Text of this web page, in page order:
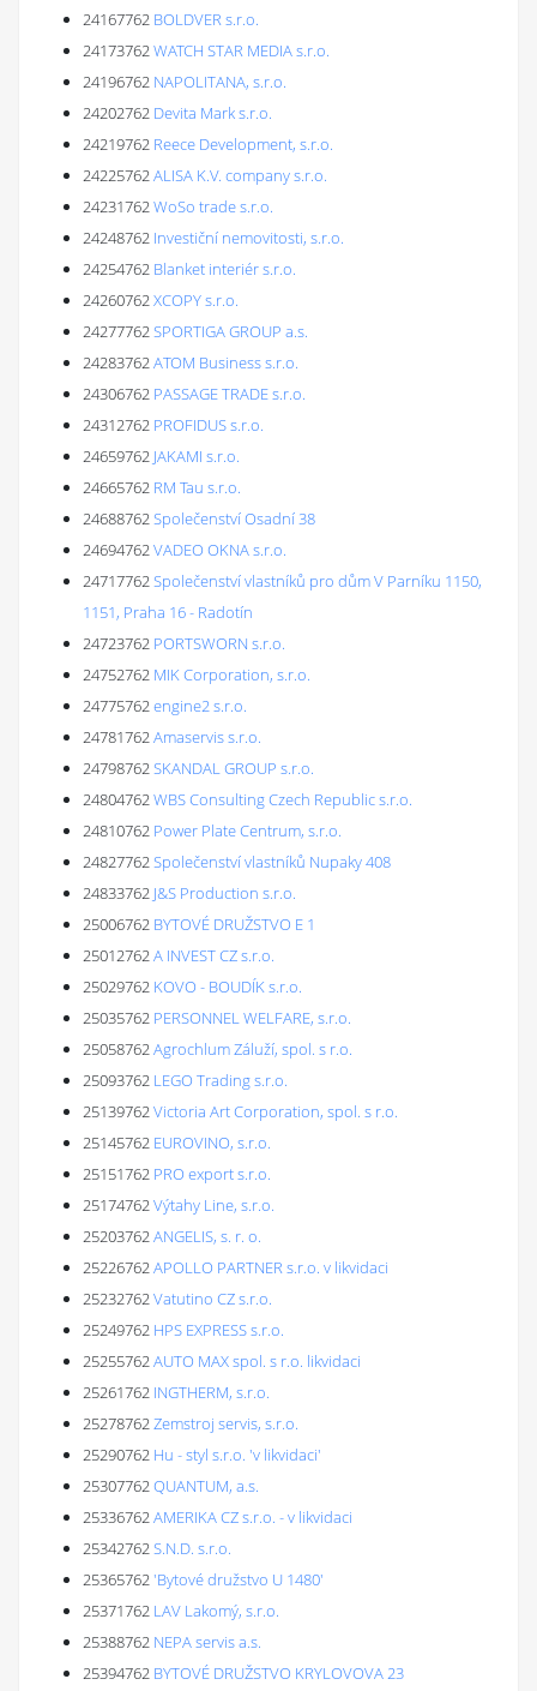
24167762 BOLDVER s.r.o.
24173762WATCH STAR MEDIA s.r.o.
24196762 NAPOLITANA, s.r.o.
24202762 Devita Mark s.r.o.
24219762 Reece Development, s.r.o.
24225762ALISA K.V. company s.r.o.
24231762WoSo trade s.r.o.
24248762 Investiční nemovitosti, s.r.o.
24254762 Blanket interiér s.r.o.
24260762XCOPY s.r.o.
24277762SPORTIGA GROUP a.s.
24283762ATOM Business s.r.o.
24306762 PASSAGE TRADE s.r.o.
24312762 PROFIDUS s.r.o.
24659762 JAKAMI s.r.o.
24665762 RM Tau s.r.o.
24688762Společenství Osadní 38
24694762VADEO OKNA s.r.o.
24717762Společenství vlastníků pro dům V Parníku 1150,
1151, Praha 16 - Radotín
24723762 PORTSWORN s.r.o.
24752762 MIK Corporation, s.r.o.
24775762engine2 s.r.o.
24781762Amaservis s.r.o.
24798762SKANDAL GROUP s.r.o.
24804762WBS Consulting Czech Republic s.r.o.
24810762 Power Plate Centrum, s.r.o.
24827762Společenství vlastníků Nupaky 408
24833762 J&S Production s.r.o.
25006762 BYTOVÉ DRUŽSTVO E 1
25012762A INVEST CZ s.r.o.
25029762 KOVO - BOUDÍK s.r.o.
25035762 PERSONNEL WELFARE, s.r.o.
25058762Agrochlum Záluží, spol. s r.o.
25093762 LEGO Trading s.r.o.
25139762Victoria Art Corporation, spol. s r.o.
25145762 EUROVINO, s.r.o.
25151762 PRO export s.r.o.
25174762Výtahy Line, s.r.o.
25203762ANGELIS, s. r. o.
25226762APOLLO PARTNER s.r.o. v likvidaci
25232762Vatutino CZ s.r.o.
25249762 HPS EXPRESS s.r.o.
25255762AUTO MAX spol. s r.o. likvidaci
25261762 INGTHERM, s.r.o.
25278762Zemstroj servis, s.r.o.
25290762 Hu - styl s.r.o. 'v likvidaci'
25307762QUANTUM, a.s.
25336762AMERIKA CZ s.r.o. - v likvidaci
25342762S.N.D. s.r.o.
25365762'Bytové družstvo U 1480'
25371762 LAV Lakomý, s.r.o.
25388762 NEPA servis a.s.
25394762 BYTOVÉ DRUŽSTVO KRYLOVOVA 23